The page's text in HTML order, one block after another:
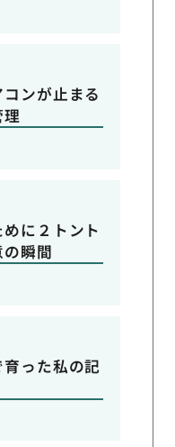
ンが止まる
理
に２トント
瞬間
った私の記